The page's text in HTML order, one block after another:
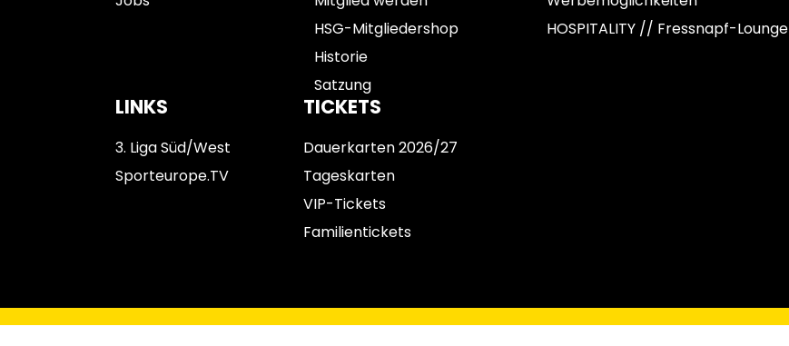
HSG-Mitgliedershop
Historie
Satzung
HOSPITALITY // Fressnapf-Lounge
LINKS
3. Liga Süd/West
Sporteurope.TV
TICKETS
Dauerkarten 2026/27
Tageskarten
VIP-Tickets
Familientickets